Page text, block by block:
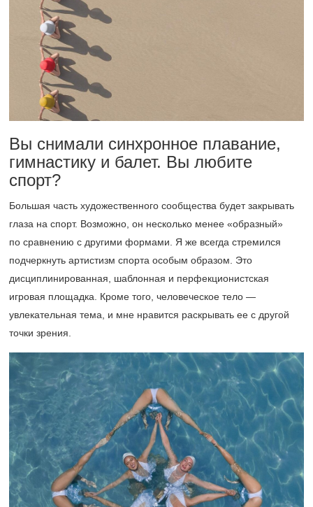
Вы снимали синхронное плавание,
гимнастику и балет. Вы любите
спорт?
Большая часть художественного сообщества будет закрывать
глаза на спорт. Возможно, он несколько менее «образный»
по сравнению с другими формами. Я же всегда стремился
подчеркнуть артистизм спорта особым образом. Это
дисциплинированная, шаблонная и перфекционистская
игровая площадка. Кроме того, человеческое тело —
увлекательная тема, и мне нравится раскрывать ее с другой
точки зрения.